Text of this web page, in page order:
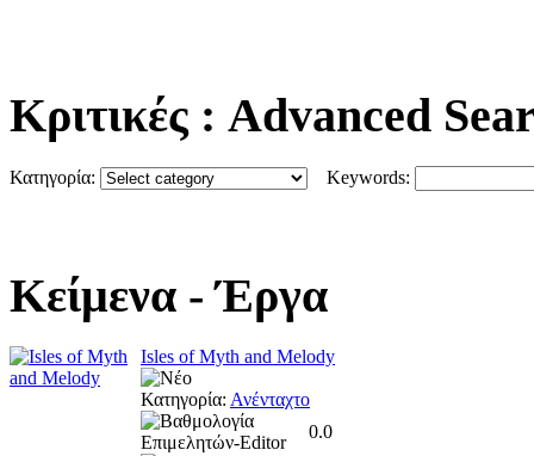
Κριτικές : Advanced
Κατηγορία: Keywords:
Κείμενα - Έργα
Isles of Myth and Melody
Κατηγορία: Ανένταχτο
0.0